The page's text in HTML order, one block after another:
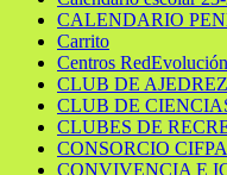
CALENDARIO
Carrito
Centros RedEvolución
CLUB DE AJEDREZ
CLUB DE
CLUBES DE
CONSORCIO CIFPA
CONVIVENCIA E